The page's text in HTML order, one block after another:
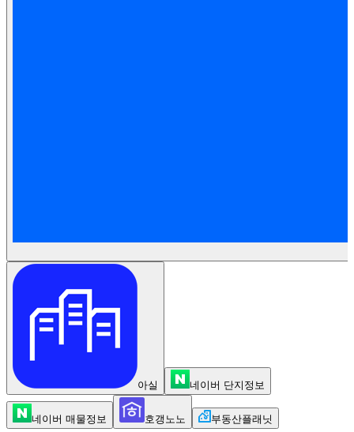
아실 네이버 단지정보
네이버 매물정보 호갱노노 부동산플래닛